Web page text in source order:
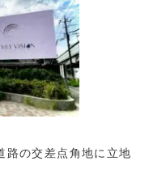
路の交差点角地に立地